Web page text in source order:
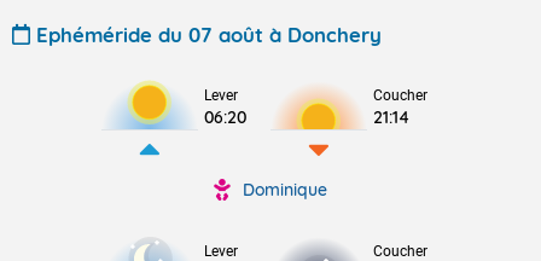
Ephéméride du 07 août à Donchery
Lever
06:20
Coucher
21:14
Dominique
Lever Coucher